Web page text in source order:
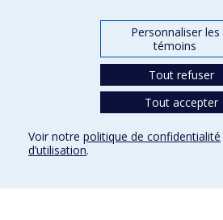
Donner à la Faculté de musique
Offres d'emploi
Confidentialité
Personnaliser les
témoins
Tout refuser
Tout accepter
Voir notre politique de confidentialité
d’utilisation.